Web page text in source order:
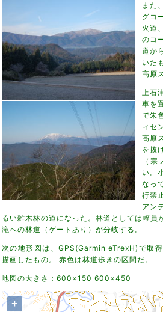
また
グコ
火道
のコ
道か
いた
高原
上石
車を
で朱
ィセ
高原
を抜
（
い。
なっ
行禁
アン
るい雑木林の道になった。林道としては幅員
滝への林道（ゲートあり）が分岐する。
次の地形図は、GPS(Garmin eTrexH)で取
描画したもの。 赤色は林道歩きの区間だ。
地図の大きさ： 600×150 600×450
+